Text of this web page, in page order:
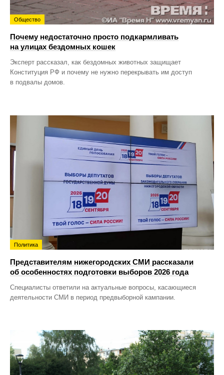
Общество
Почему недостаточно просто подкармливать
на улицах бездомных кошек
Эксперт рассказал, как бездомных животных защищает
Конституция РФ и почему не нужно перекрывать им доступ
в подвалы домов.
Политика
Представителям нижегородских СМИ рассказали
об особенностях подготовки выборов 2026 года
Специалисты ответили на актуальные вопросы, касающиеся
деятельности СМИ в период предвыборной кампании.